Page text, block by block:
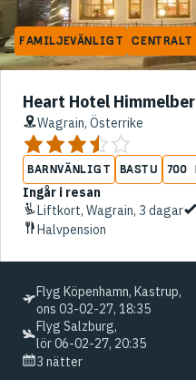
FAMILJEVÄNLIGT
Heart Hotel
Wagrain, Österrike
BARNVÄNLIGT BASTU 700
Ingår i resan
Liftkort, Wagrain, 3 dagar
Halvpension
Flyg Köpenhamn, Kastrup,
ons 03-02-27, 18:35
Flyg Salzburg,
lör 06-02-27, 20:35
3 nätter